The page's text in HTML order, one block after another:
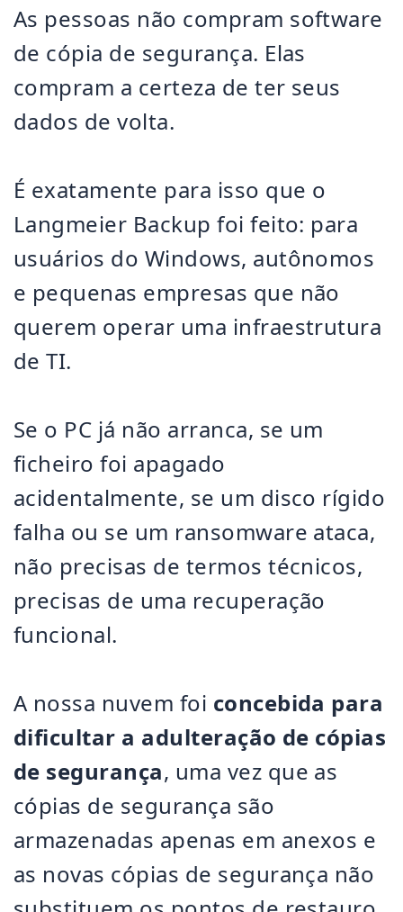
As pessoas não compram software
de cópia de segurança. Elas
compram a certeza de ter seus
dados de volta.
É exatamente para isso que o
Langmeier Backup foi feito: para
usuários do Windows, autônomos
e pequenas empresas que não
querem operar uma infraestrutura
de TI.
Se o PC já não arranca, se um
ficheiro foi apagado
acidentalmente, se um disco rígido
falha ou se um ransomware ataca,
não precisas de termos técnicos,
precisas de uma recuperação
funcional.
A nossa nuvem foi concebida para
dificultar a adulteração de cópias
de segurança, uma vez que as
cópias de segurança são
armazenadas apenas em anexos e
as novas cópias de segurança não